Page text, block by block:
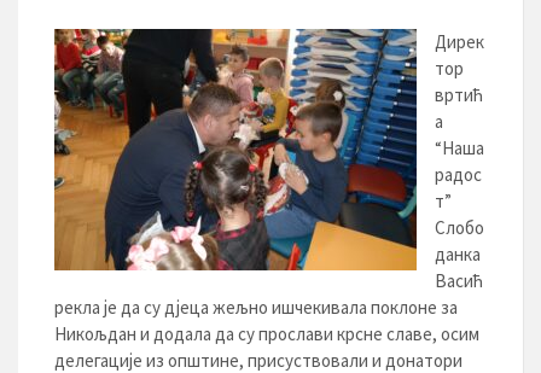
Дирек
тор
вртић
а
“Наша
радос
т”
Слобо
данка
Васић
рекла је да су дјеца жељно ишчекивала поклоне за
Никољдан и додала да су прослави крсне славе, осим
делегације из општине, присуствовали и донатори